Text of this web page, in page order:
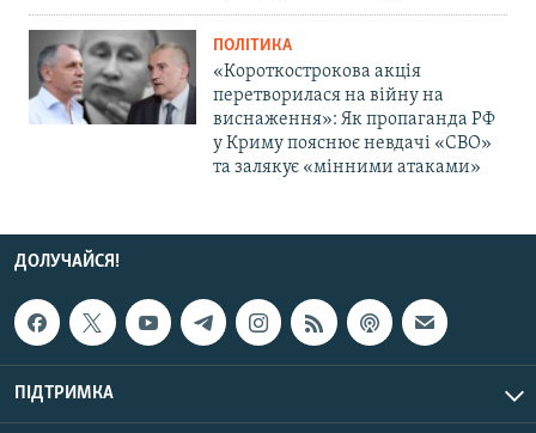
ПОЛІТИКА
«Короткострокова акція
перетворилася на війну на
виснаження»: Як пропаганда РФ
у Криму пояснює невдачі «СВО»
та залякує «мінними атаками»
ДОЛУЧАЙСЯ!
ПІДТРИМКА